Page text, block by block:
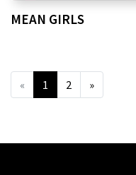
MEAN GIRLS
« 1 2 »